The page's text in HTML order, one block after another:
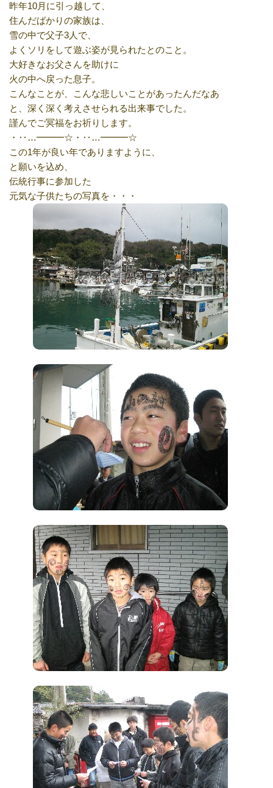
昨年10月に引っ越して、
住んだばかりの家族は、
雪の中で父子3人で、
よくソリをして遊ぶ姿が見られたとのこと。
大好きなお父さんを助けに
火の中へ戻った息子。
こんなことが、こんな悲しいことがあったんだなあ
と、深く深く考えさせられる出来事でした。
謹んでご冥福をお祈りします。
・‥…━━━☆・‥…━━━☆
この1年が良い年でありますように、
と願いを込め、
伝統行事に参加した
元気な子供たちの写真を・・・